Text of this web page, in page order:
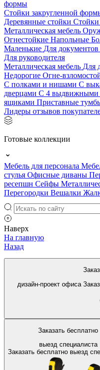
формы
Стойки закругленной
Деревянные стойки
Металлическая мебель
Огнестойкие Напольные
Маленькие Для документов
Для руководителя
Металлическая мебель Для
Недорогие Огне-
С полками и нишами С
дверцами С 4 выдвижными
ящиками Приставные
Лидеры отзывов
Готовые коллекции
Мебель для персонала
стулья Офисные диваны
ресепшн Сейфы
Перегородки Вешалки
Наверх
дизайн-проект офиса
Заказать бесплатно
выезд специалиста
Заказать бесплатно выезд
На главную
Назад
Столы для
ЛДСП